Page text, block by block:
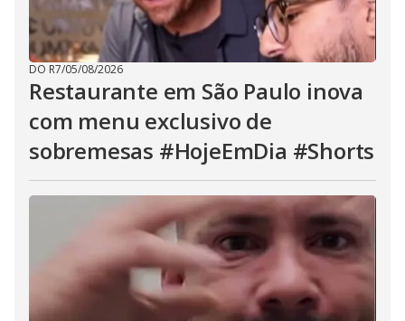
DO R7/05/08/2026
Restaurante em São Paulo inova
com menu exclusivo de
sobremesas #HojeEmDia #Shorts